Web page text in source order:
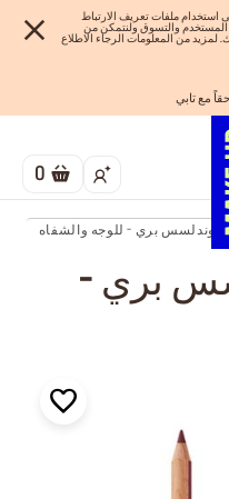
استخدام ملفات تعريف الارتباط
المستخدم والتسوق ولنتمكن من
من المعلومات الرجاء الاطلاع
مع تابي
تسوق الآن
0
بوندلسس بري - للوجه والشفاه
بري -